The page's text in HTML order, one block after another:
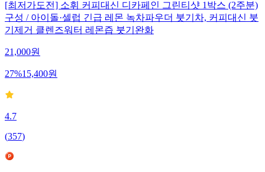
[최저가도전] 소휘 커피대신 디카페인 그린티샷 1박스 (2주분)
구성 / 아이돌·셀럽 긴급 레몬 녹차파우더 붓기차, 커피대신 붓
기제거 클렌즈워터 레몬즙 붓기완화
21,000원
27%15,400원
4.7
(357)